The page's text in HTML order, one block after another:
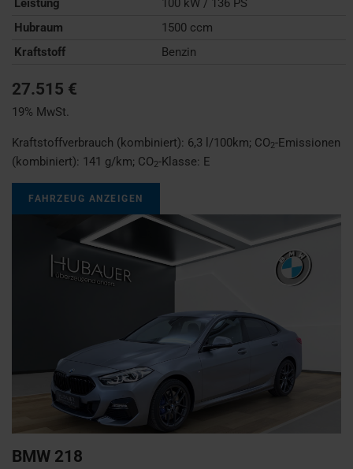
Leistung
100 kW / 136 PS
Hubraum
1500 ccm
Kraftstoff
Benzin
27.515 €
19% MwSt.
Kraftstoffverbrauch (kombiniert): 6,3 l/100km; CO2-Emissionen
(kombiniert): 141 g/km; CO2-Klasse: E
FAHRZEUG ANZEIGEN
BMW 218